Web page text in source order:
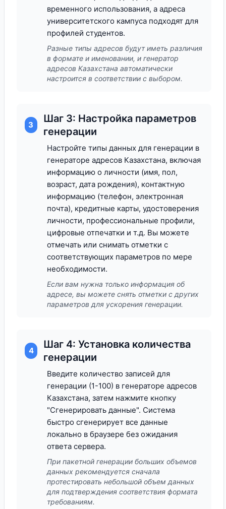
временного использования, а адреса
университетского кампуса подходят для
профилей студентов.
Разные типы адресов будут иметь различия
в формате и именовании, и генератор
адресов Казахстана автоматически
настроится в соответствии с выбором.
3
Шаг 3: Настройка параметров
генерации
Настройте типы данных для генерации в
генераторе адресов Казахстана, включая
информацию о личности (имя, пол,
возраст, дата рождения), контактную
информацию (телефон, электронная
почта), кредитные карты, удостоверения
личности, профессиональные профили,
цифровые отпечатки и т.д. Вы можете
отмечать или снимать отметки с
соответствующих параметров по мере
необходимости.
Если вам нужна только информация об
адресе, вы можете снять отметки с других
параметров для ускорения генерации.
4
Шаг 4: Установка количества
генерации
Введите количество записей для
генерации (1-100) в генераторе адресов
Казахстана, затем нажмите кнопку
"Сгенерировать данные". Система
быстро сгенерирует все данные
локально в браузере без ожидания
ответа сервера.
При пакетной генерации больших объемов
данных рекомендуется сначала
протестировать небольшой объем данных
для подтверждения соответствия формата
требованиям.